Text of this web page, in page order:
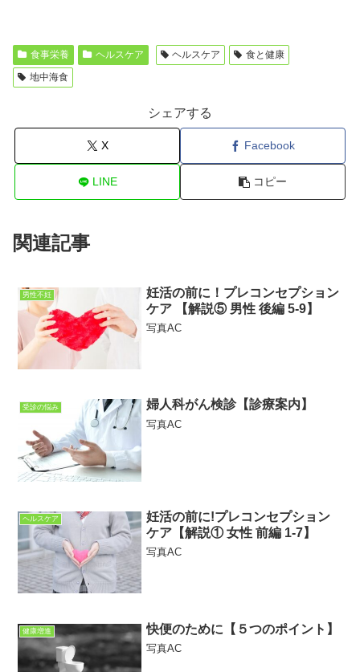
食事栄養 ヘルスケア ヘルスケア
食と健康
地中海食
シェアする
X Facebook
LINE コピー
関連記事
男性不妊
妊活の前に！プレコンセプション
ケア 【解説⑤ 男性 後編 5-9】
写真AC
受診の悩み 婦人科がん検診【診療案内】
写真AC
ヘルスケア
妊活の前に!プレコンセプション
ケア【解説① 女性 前編 1-7】
写真AC
健康増進 快便のために【５つのポイント】
写真AC